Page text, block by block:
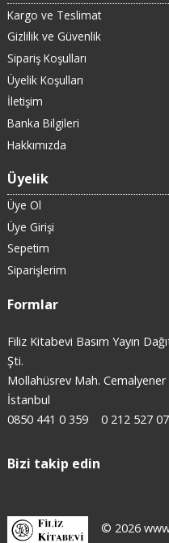
Kargo ve Teslimat
Gizlilik ve Güvenlik
Sipariş Koşulları
Üyelik Koşulları
İletişim
Banka Bilgileri
Hakkımızda
Üyelik
Üye Ol
Üye Girişi
Sepetim
Siparişlerim
Formlar
Filiz Kitabevi Basım Yayın
Şti.
Mollahüsrev Mah.
İstanbul
0850 441 0 359
0 212 527
Bizi takip edin
© 2026